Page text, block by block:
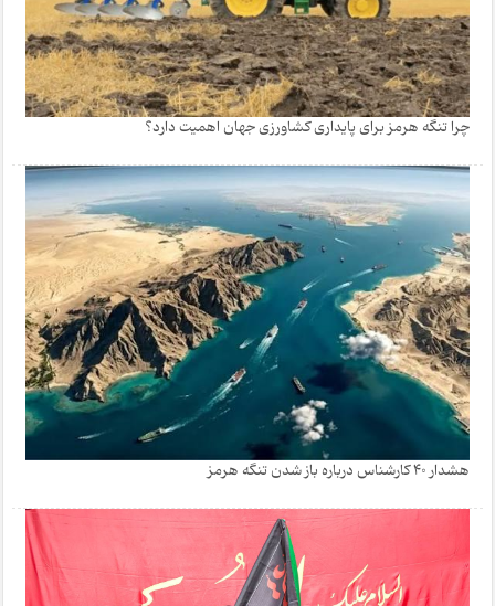
چرا تنگه هرمز برای پایداری کشاورزی جهان اهمیت دارد؟
هشدار 40 کارشناس درباره باز شدن تنگه هرمز